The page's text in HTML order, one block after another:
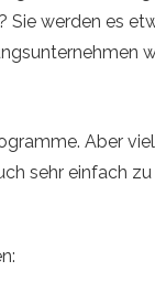
Sie werden es
Aber
sehr einfach zu